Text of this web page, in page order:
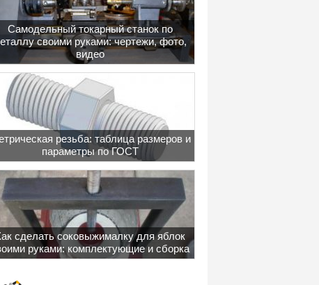
Самодельный токарный станок по
своими руками: чертежи, фото,
видео
резьба: таблица размеров и
параметры по ГОСТ
сделать соковыжималку для яблок
руками: комплектующие и сборка